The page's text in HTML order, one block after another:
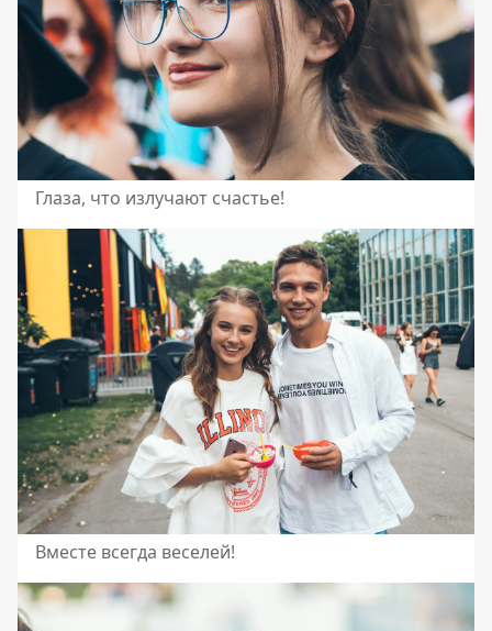
Глаза, что излучают счастье!
Вместе всегда веселей!